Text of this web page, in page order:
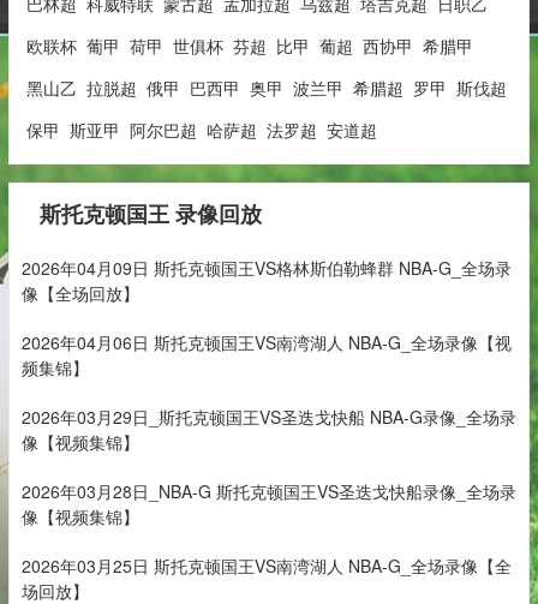
欧联杯 葡甲 荷甲 世俱杯 芬超 比甲 葡超 西协甲 希腊甲
黑山乙 拉脱超 俄甲 巴西甲 奥甲 波兰甲 希腊超 罗甲 斯伐超
保甲 斯亚甲 阿尔巴超 哈萨超 法罗超 安道超
斯托克顿国王 录像回放
2026年04月09日 斯托克顿国王VS格林斯伯勒蜂群 NBA-G_全场录
像【全场回放】
2026年04月06日 斯托克顿国王VS南湾湖人 NBA-G_全场录像【视
频集锦】
2026年03月29日_斯托克顿国王VS圣迭戈快船 NBA-G录像_全场录
像【视频集锦】
2026年03月28日_NBA-G 斯托克顿国王VS圣迭戈快船录像_全场录
像【视频集锦】
2026年03月25日 斯托克顿国王VS南湾湖人 NBA-G_全场录像【全
场回放】